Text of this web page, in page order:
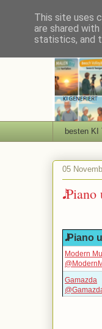
besten KI
05
𝅘𝅥𝅯
𝅘𝅥𝅯 Piano
Modern
Gamazda
This site uses
are shared
statistics, and